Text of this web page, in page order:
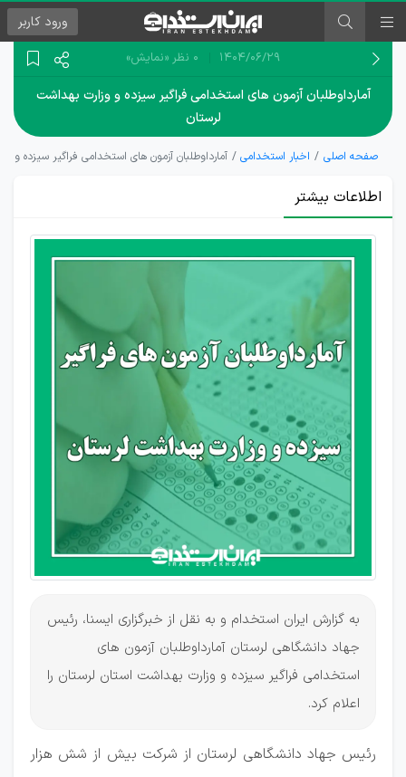
ورود کاربر
۱۴۰۴/۰۶/۲۹ 0 نظر «نمایش»
آمارداوطلبان آزمون های استخدامی فراگیر سیزده و وزارت بهداشت
لرستان
صفحه اصلی اخبار استخدامی آمارداوطلبان آزمون های استخدامی فراگیر سیزده و
اطلاعات بیشتر
شرکت
داوطلبان
لرستانی
در آزمون
های
وزارت
بهداشت
به گزارش ایران استخدام و به نقل از خبرگزاری ایسنا، رئیس
جهاد دانشگاهی لرستان آمارداوطلبان آزمون های
استخدامی فراگیر سیزده و وزارت بهداشت استان لرستان را
اعلام کرد.
رئیس جهاد دانشگاهی لرستان از شرکت بیش از شش هزار